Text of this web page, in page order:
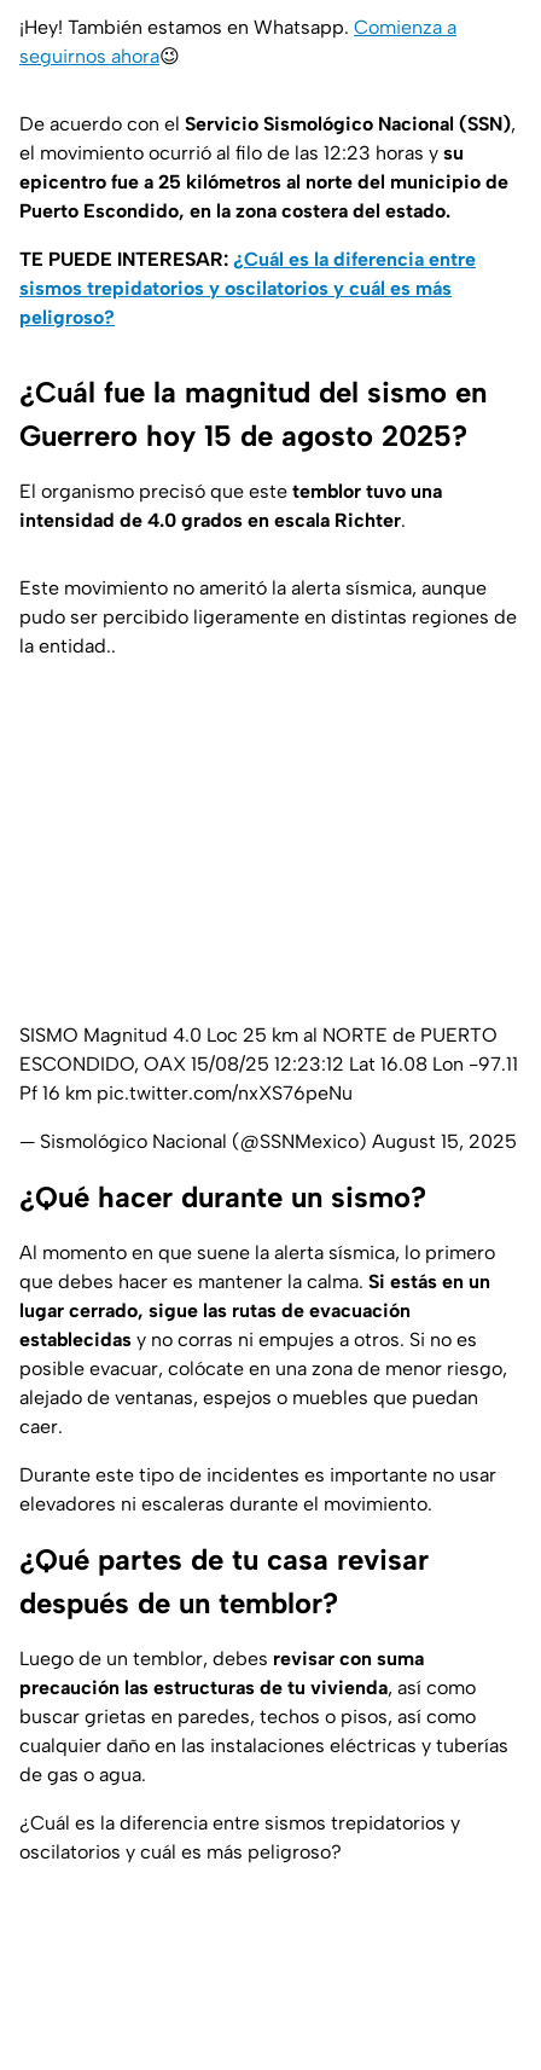
¡Hey! También estamos en Whatsapp. Comienza a
seguirnos ahora😉
De acuerdo con el Servicio Sismológico Nacional (SSN),
el movimiento ocurrió al filo de las 12:23 horas y su
epicentro fue a 25 kilómetros al norte del municipio de
Puerto Escondido, en la zona costera del estado.
TE PUEDE INTERESAR: ¿Cuál es la diferencia entre
sismos trepidatorios y oscilatorios y cuál es más
peligroso?
¿Cuál fue la magnitud del sismo en
Guerrero hoy 15 de agosto 2025?
El organismo precisó que este temblor tuvo una
intensidad de 4.0 grados en escala Richter.
Este movimiento no ameritó la alerta sísmica, aunque
pudo ser percibido ligeramente en distintas regiones de
la entidad..
SISMO Magnitud 4.0 Loc 25 km al NORTE de PUERTO
ESCONDIDO, OAX 15/08/25 12:23:12 Lat 16.08 Lon -97.11
Pf 16 km pic.twitter.com/nxXS76peNu
— Sismológico Nacional (@SSNMexico) August 15, 2025
¿Qué hacer durante un sismo?
Al momento en que suene la alerta sísmica, lo primero
que debes hacer es mantener la calma. Si estás en un
lugar cerrado, sigue las rutas de evacuación
establecidas y no corras ni empujes a otros. Si no es
posible evacuar, colócate en una zona de menor riesgo,
alejado de ventanas, espejos o muebles que puedan
caer.
Durante este tipo de incidentes es importante no usar
elevadores ni escaleras durante el movimiento.
¿Qué partes de tu casa revisar
después de un temblor?
Luego de un temblor, debes revisar con suma
precaución las estructuras de tu vivienda, así como
buscar grietas en paredes, techos o pisos, así como
cualquier daño en las instalaciones eléctricas y tuberías
de gas o agua.
¿Cuál es la diferencia entre sismos trepidatorios y
oscilatorios y cuál es más peligroso?